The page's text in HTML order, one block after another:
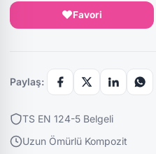
Favori
Paylaş:
TS EN 124-5 Belgeli
Uzun Ömürlü Kompozit